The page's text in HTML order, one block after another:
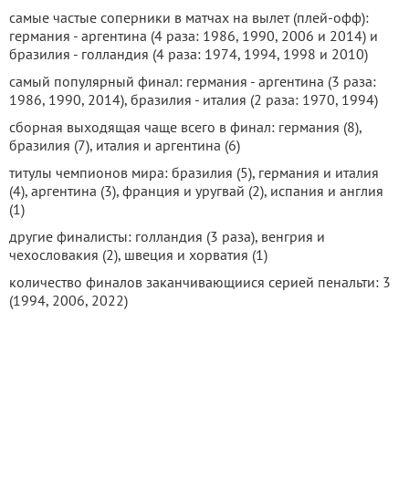
самые частые соперники в матчах на вылет (плей-офф):
германия - аргентина (4 раза: 1986, 1990, 2006 и 2014) и
бразилия - голландия (4 раза: 1974, 1994, 1998 и 2010)
самый популярный финал: германия - аргентина (3 раза:
1986, 1990, 2014), бразилия - италия (2 раза: 1970, 1994)
сборная выходящая чаще всего в финал: германия (8),
бразилия (7), италия и аргентина (6)
титулы чемпионов мира: бразилия (5), германия и италия
(4), аргентина (3), франция и уругвай (2), испания и англия
(1)
другие финалисты: голландия (3 раза), венгрия и
чехословакия (2), швеция и хорватия (1)
количество финалов заканчивающиися серией пенальти: 3
(1994, 2006, 2022)